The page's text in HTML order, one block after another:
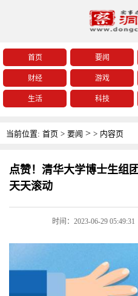
首页 要闻
财经 游戏
生活 科技
当前位置: 首页 > 要闻 > > 内容页
点赞！清华大学博士生组
天天滚动
时间：2023-06-29 05:49:31